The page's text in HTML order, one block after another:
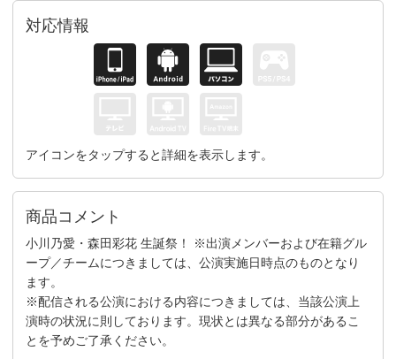
対応情報
アイコンをタップすると詳細を表示します。
商品コメント
小川乃愛・森田彩花 生誕祭！ ※出演メンバーおよび在籍グル
ープ／チームにつきましては、公演実施日時点のものとなり
ます。
※配信される公演における内容につきましては、当該公演上
演時の状況に則しております。現状とは異なる部分があるこ
とを予めご了承ください。